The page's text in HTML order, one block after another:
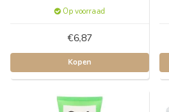
Op voorraad
€6,87
Kopen